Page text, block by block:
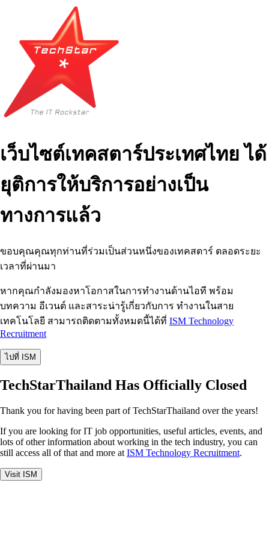
เว็บไซต์เทคสตาร์ประเทศไทย ได้
ยุติการให้บริการอย่างเป็น
ทางการแล้ว
ขอบคุณคุณทุกท่านที่ร่วมเป็นส่วนหนึ่งของเทคสตาร์ ตลอดระยะ
เวลาที่ผ่านมา
หากคุณกำลังมองหาโอกาสในการทำงานด้านไอที พร้อม
บทความ อีเวนต์ และสาระน่ารู้เกี่ยวกับการ ทำงานในสาย
เทคโนโลยี สามารถติดตามทั้งหมดนี้ได้ที่ ISM Technology
Recruitment
ไปที่ ISM
TechStarThailand Has Officially Closed
Thank you for having been part of TechStarThailand over the years!
If you are looking for IT job opportunities, useful articles, events, and
lots of other information about working in the tech industry, you can
still access all of that and more at ISM Technology Recruitment.
Visit ISM